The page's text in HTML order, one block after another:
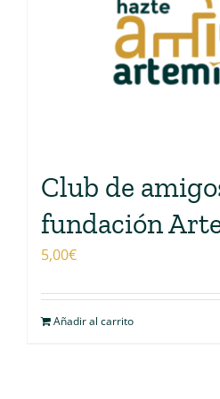
Club de
fundación
5,00€
Añadir al carrito